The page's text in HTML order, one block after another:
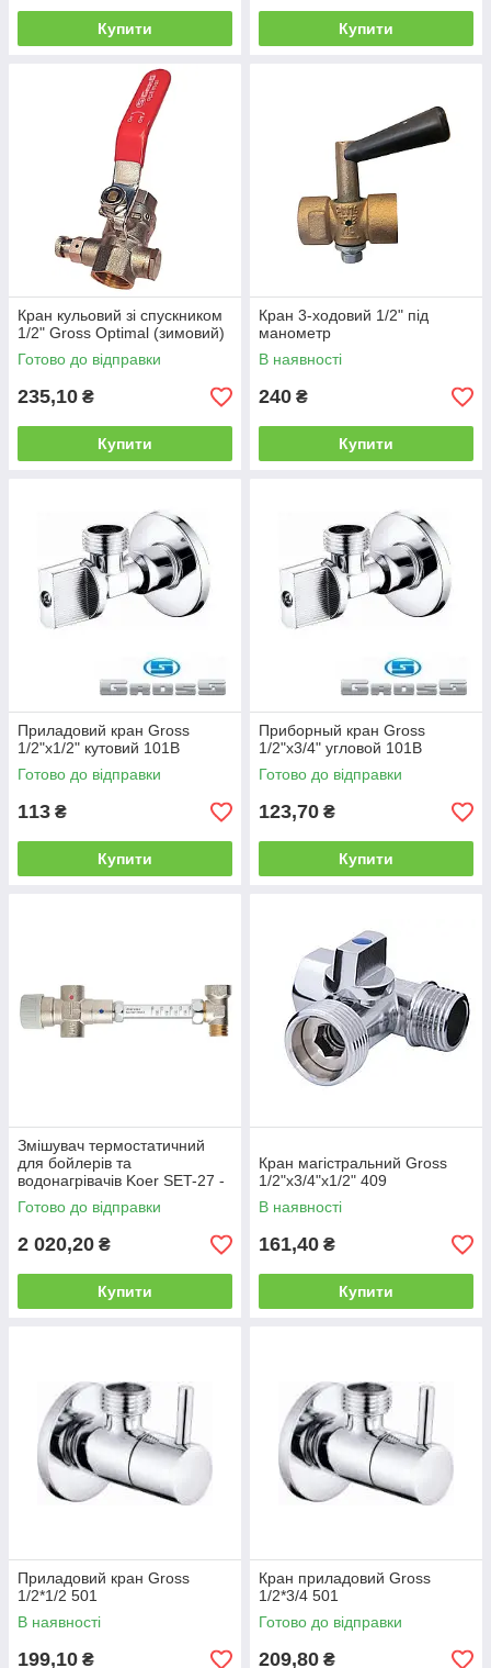
Купити Купити
Кран кульовий зі спускником
1/2" Gross Optimal (зимовий)
Готово до відправки
235,10 ₴
Купити
Кран 3-ходовий 1/2" під
манометр
В наявності
240 ₴
Купити
Приладовий кран Gross
1/2"х1/2" кутовий 101В
Готово до відправки
113 ₴
Купити
Приборный кран Gross
1/2"х3/4" угловой 101В
Готово до відправки
123,70 ₴
Купити
Змішувач термостатичний
для бойлерів та
водонагрівачів Koer SET-27 -
1/2" комплект
Готово до відправки
2 020,20 ₴
Купити
Кран магістральний Gross
1/2"х3/4"х1/2" 409
В наявності
161,40 ₴
Купити
Приладовий кран Gross
1/2*1/2 501
В наявності
199,10 ₴
Кран приладовий Gross
1/2*3/4 501
Готово до відправки
209,80 ₴